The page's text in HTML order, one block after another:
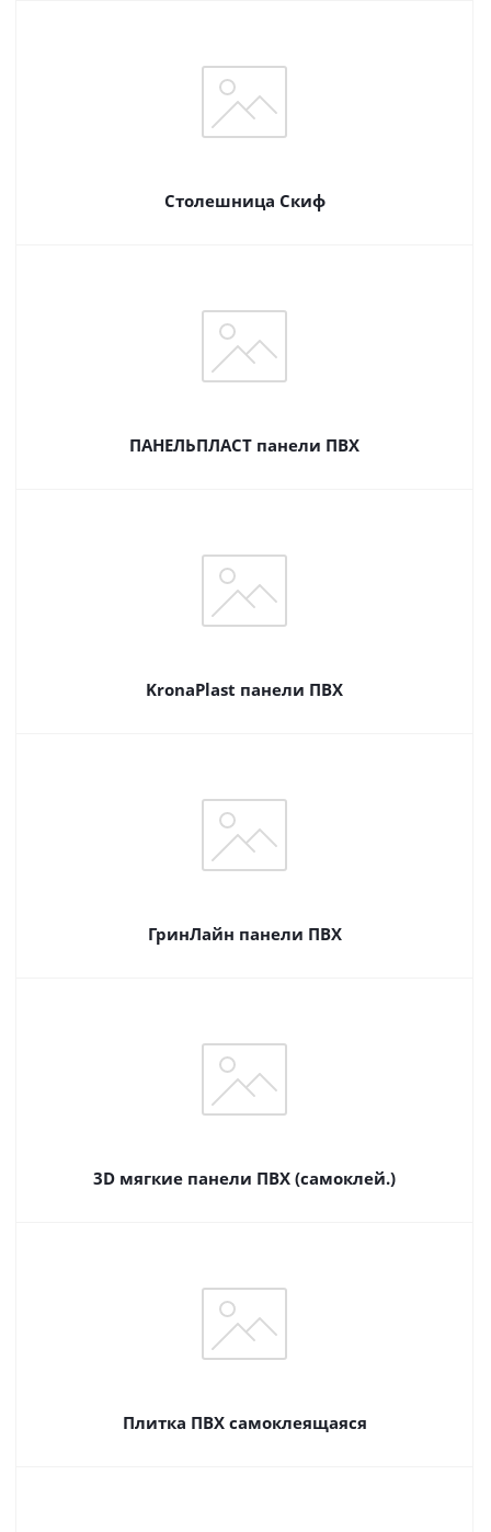
Столешница Скиф
ПАНЕЛЬПЛАСТ панели ПВХ
KronaPlast панели ПВХ
ГринЛайн панели ПВХ
3D мягкие панели ПВХ (самоклей.)
Плитка ПВХ самоклеящаяся